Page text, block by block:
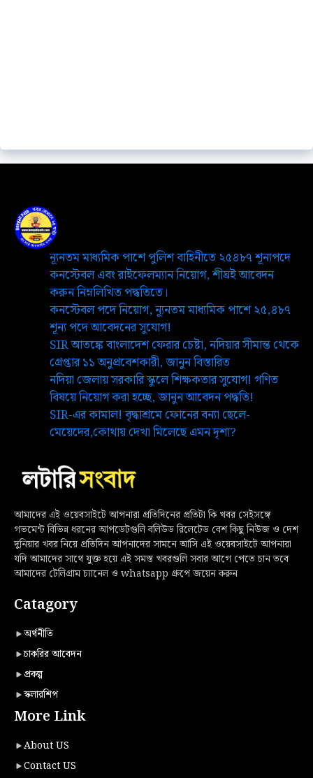
ন্যূনতম মাধ্যমিক পাশে পুলিশ বাহিনীতে ২৫৪৮৭ শূন্যপদে
কনস্টেবল এবং রাইফেলম্যান নিয়োগ, শীঘ্রই আবেদন
করুন নিম্নলিখিত পদ্ধতিতে।
কনস্টেবল পদে নিয়োগ, ন্যূনতম মাধ্যমিক পাশে ২৫,৪৮৭
শূন্য পদে আবেদনের সুযোগ!
SIR আতঙ্কে বাংলাদেশ ফেরার চেষ্টা, নদিয়ার সীমান্ত থেকে
গ্রেপ্তার ১১ অনুপ্রবেশকারী, জানুন বিস্তারিত
নদিয়া জেলায় সরকারি স্কুলে শিক্ষকতার সুযোগ! গণিত
বিষয়ে নিয়োগ করা হচ্ছে, জানুন আবেদন পদ্ধতি!
SIR-এর কামাল! বৃদ্ধাশ্রমে ফোনের বন্যা ছেলে-
মেয়েদের,কোথায় দেখা মিলেছে এমন দৃশ্য?
আমাদের এই ওয়েবসাইটে আপনারা প্রতিদিনের প্রতিটা কি খবর সেইসঙ্গে
গভমেন্ট বিভিন্ন ধরনের আপডেটগুলি বলিউড রিলেটেড বেশ কিছু নিউজ ও দেশ
দুনিয়ার খবর নিয়ে প্রতিদিন আপনাদের সামনে আসি এই ওয়েবসাইটে আপনারা
যদি আমাদের সাথে যুক্ত হয়ে এই সমস্ত খবরগুলি সবার আগে পেতে চান তবে
আমাদের টেলিগ্রাম চ্যানেল ও whatsapp গ্রুপে জয়েন করুন
Catagory
অর্থনীতি
চাকরির আবেদন
প্রকল্প
স্কলারশিপ
More Link
About US
Contact US